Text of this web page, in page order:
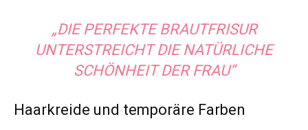
„DIE PERFEKTE BRAUTFRISUR
UNTERSTREICHT DIE NATÜRLICHE
SCHÖNHEIT DER FRAU“
Haarkreide und temporäre Farben